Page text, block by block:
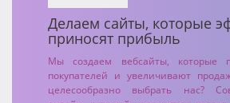
Делаем сайты, которые
приносят прибыль
Мы создаем вебсайты, которые
покупателей и увеличивают
целесообразно выбрать нас?